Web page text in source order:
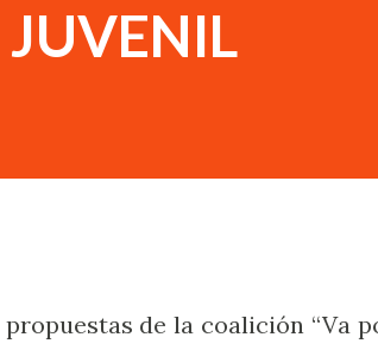
de la coalición “Va